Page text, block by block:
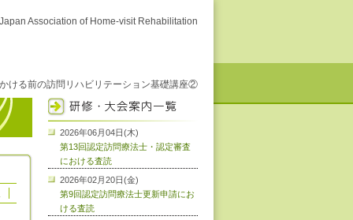
Japan Association of Home-visit Rehabilitation
ける前の訪問リハビリテーション基礎講座②
2026年06月04日(木)
第13回認定訪問療法士・認定審査
における査読
2026年02月20日(金)
第9回認定訪問療法士更新申請にお
ける査読